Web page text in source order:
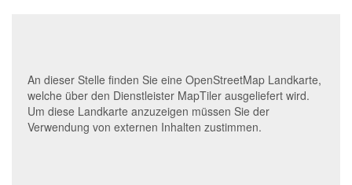
An dieser Stelle finden Sie eine OpenStreetMap Landkarte,
welche über den Dienstleister MapTiler ausgeliefert wird.
Um diese Landkarte anzuzeigen müssen Sie der
Verwendung von externen Inhalten zustimmen.